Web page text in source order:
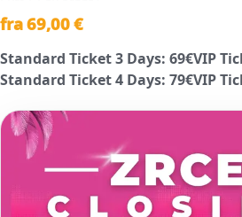
fra69,00 €
Standard Ticket 3 Days: 69€VIP
Standard Ticket 4 Days: 79€VIP